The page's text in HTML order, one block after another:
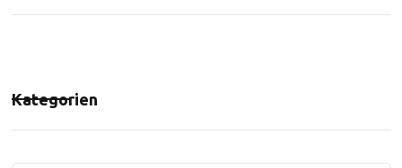
Kategorien